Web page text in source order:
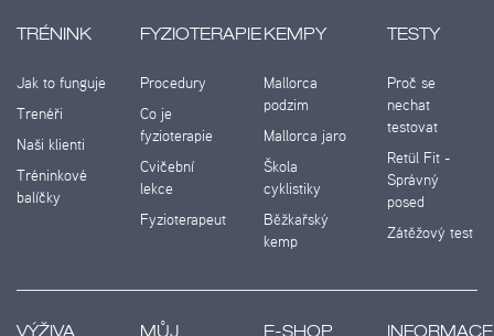
TRÉNINK
Jak to funguje
Trenéři
Naši klienti
Tréninkové
balíčky
FYZIOTERAPIE
Procedury
Co je
fyzioterapie
Cvičební
lekce
Fyzioterapeut
KEMPY
Mallorca
podzim
Mallorca jaro
Škola
cyklistiky
Běžkařský
kemp
TESTY
Proč se
nechat
testovat
Retül Fit -
Správný
posed
Zátěžový test
VÝŽIVA
MŮJ
E-SHOP INFORMACE